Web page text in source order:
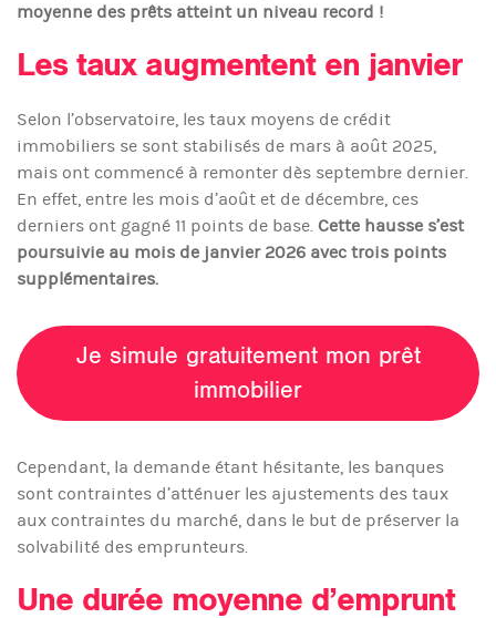
moyenne des prêts atteint un niveau record !
Les taux augmentent en janvier
Selon l’observatoire, les taux moyens de crédit
immobiliers se sont stabilisés de mars à août 2025,
mais ont commencé à remonter dès septembre dernier.
En effet, entre les mois d’août et de décembre, ces
derniers ont gagné 11 points de base. Cette hausse s’est
poursuivie au mois de janvier 2026 avec trois points
supplémentaires.
Je simule gratuitement mon prêt
immobilier
Cependant, la demande étant hésitante, les banques
sont contraintes d’atténuer les ajustements des taux
aux contraintes du marché, dans le but de préserver la
solvabilité des emprunteurs.
Une durée moyenne d’emprunt